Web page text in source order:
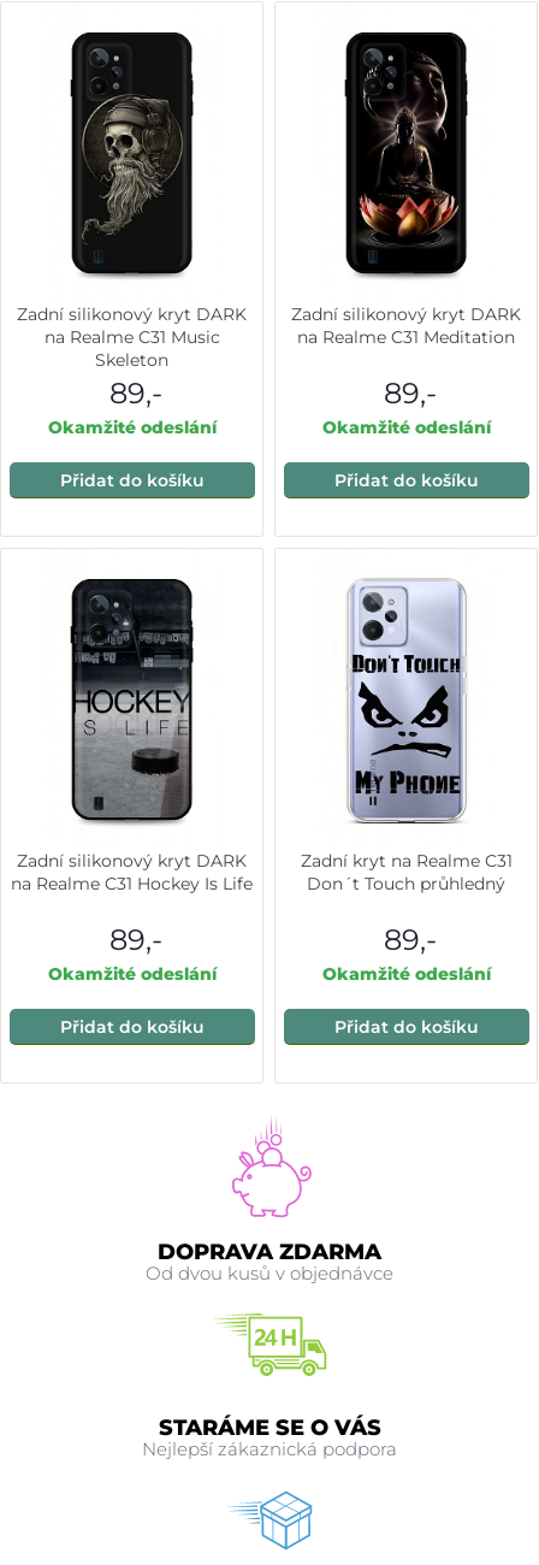
Zadní silikonový kryt DARK
na Realme C31 Music
Skeleton
89,-
Okamžité odeslání
Přidat do košíku
Zadní silikonový kryt DARK
na Realme C31 Meditation
89,-
Okamžité odeslání
Přidat do košíku
Zadní silikonový kryt DARK
na Realme C31 Hockey Is Life
89,-
Okamžité odeslání
Přidat do košíku
Zadní kryt na Realme C31
Don´t Touch průhledný
89,-
Okamžité odeslání
Přidat do košíku
DOPRAVA ZDARMA
Od dvou kusů v objednávce
STARÁME SE O VÁS
Nejlepší zákaznická podpora